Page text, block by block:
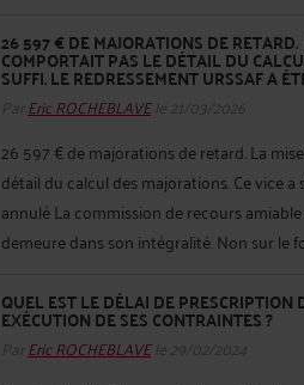
26 597 € DE MAJORATIONS DE
COMPORTAIT PAS LE DÉTAIL DU
SUFFI. LE REDRESSEMENT URSSAF A
Par Eric ROCHEBLAVEle 21/03/2026
26 597 € de majorations de retard. La
détail du calcul des majorations. Ce vice a
annulé La commission de recours
demeure dans son intégralité. Non sur le
QUEL EST LE DÉLAI DE PRESCRIPTION
EXÉCUTION DE SES CONTRAINTES ?
Par Eric ROCHEBLAVEle 29/02/2024